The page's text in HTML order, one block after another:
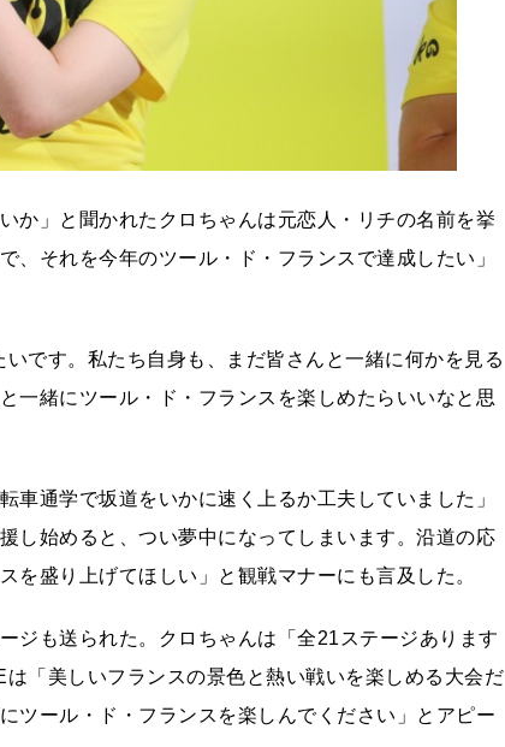
か」と聞かれたクロちゃんは元恋人・リチの名前を挙
、それを今年のツール・ド・フランスで達成したい」
です。私たち自身も、まだ皆さんと一緒に何かを見る
一緒にツール・ド・フランスを楽しめたらいいなと思
車通学で坂道をいかに速く上るか工夫していました」
し始めると、つい夢中になってしまいます。沿道の応
盛り上げてほしい」と観戦マナーにも言及した。
ジも送られた。クロちゃんは「全21ステージあります
「美しいフランスの景色と熱い戦いを楽しめる大会だ
ツール・ド・フランスを楽しんでください」とアピー